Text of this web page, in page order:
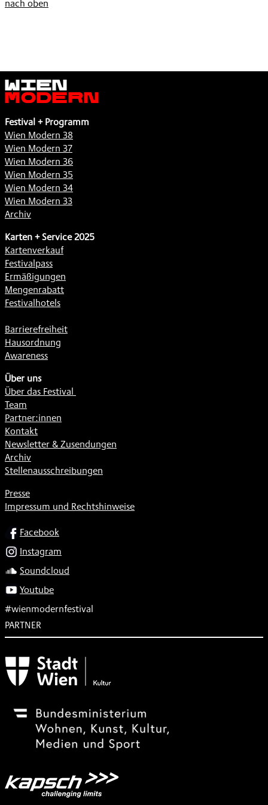
nach oben
Wien
Modern
Festival + Programm
Wien Modern 38
Wien Modern 37
Wien Modern 36
Wien Modern 35
Wien Modern 34
Wien Modern 33
Archiv
Karten + Service 2025
Kartenverkauf
Festivalpass
Ermäßigungen
Mengenrabatt
Festivalhotels
Barrierefreiheit
Hausordnung
Awareness
Über uns
Über das Festival
Team
Partner:innen
Kontakt
Newsletter & Zusendungen
Archiv
Stellenausschreibungen
Presse
Impressum und Rechtshinweise
SOCIALFacebook
Instagram
Soundcloud
Youtube
#wienmodernfestival
PARTNER
Subventionsgeber